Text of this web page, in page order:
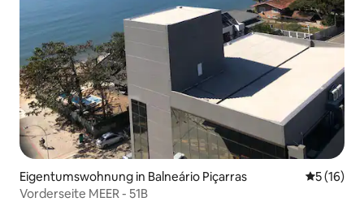
Eigentumswohnung in Balneário Piçarras
5 (16)
Vorderseite MEER - 51B